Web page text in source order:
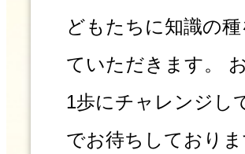
どもたちに知識の
ていただきます。
1歩にチャレンジし
でお待ちしておりま